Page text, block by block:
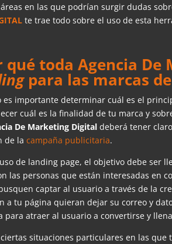
en las que podrían surgir dudas
te trae todo sobre el uso de esta
qué toda Agencia
para las marcas
es importante determinar cuál es el
cuál es la finalidad de tu marca y
De Marketing Digital deberá tener
de lacampaña publicitaria.
de landing page, el objetivo debe ser
las personas que están interesadas en
captar al usuario a través de la
a tu página quieran dejar su correo y
para atraer al usuario a convertirse y
ciertas situaciones particulares en las que